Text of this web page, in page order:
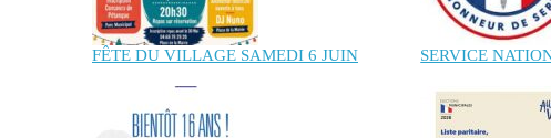
FÊTE DU VILLAGE SAMEDI 6 JUIN SERVICE